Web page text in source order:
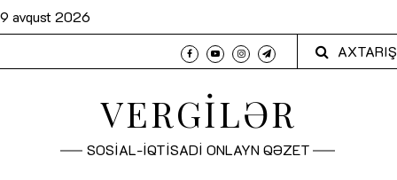
9 avqust 2026
AXTARIŞ
VERGİLƏR
SOSİAL-İQTİSADİ ONLAYN QƏZET